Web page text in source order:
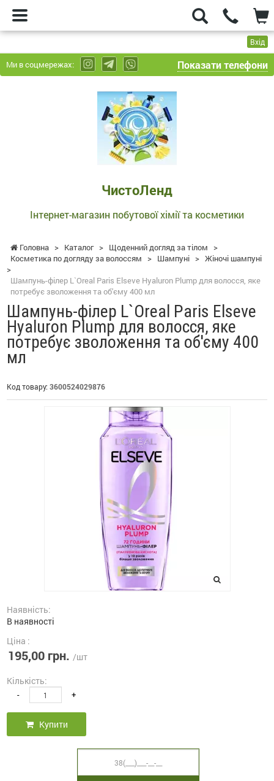
Вхід
Ми в соцмережах: Показати телефони
ЧистоЛенд
Інтернет-магазин побутової хімії та косметики
Головна > Каталог > Щоденний догляд за тілом
>
Косметика по догляду за волоссям
> Шампуні > Жіночі шампуні
>
Шампунь-філер L`Oreal Paris Elseve Hyaluron Plump для волосся, яке
потребує зволоження та об'єму 400 мл
Шампунь-філер L`Oreal Paris Elseve
Hyaluron Plump для волосся, яке
потребує зволоження та об'єму 400
мл
Код товару: 3600524029876
Наявність:
В наявності
Ціна :
195,00 грн. /шт
Кількість:
- +
Купити